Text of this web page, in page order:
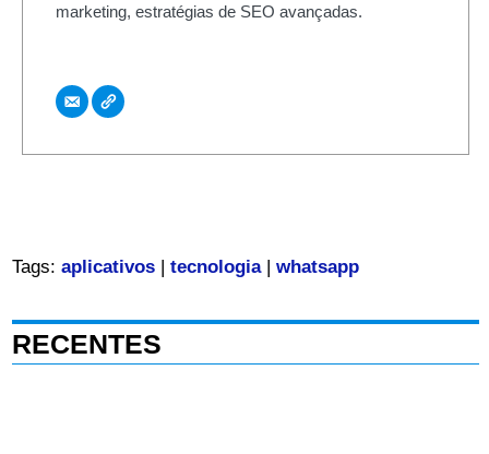
marketing, estratégias de SEO avançadas.
Tags: aplicativos| tecnologia| whatsapp
RECENTES